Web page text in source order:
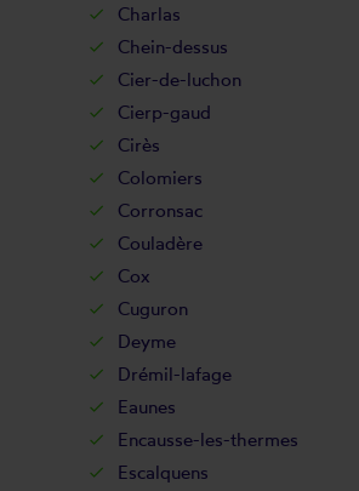
Charlas
Chein-dessus
Cier-de-luchon
Cierp-gaud
Cirès
Colomiers
Corronsac
Couladère
Cox
Cuguron
Deyme
Drémil-lafage
Eaunes
Encausse-les-thermes
Escalquens